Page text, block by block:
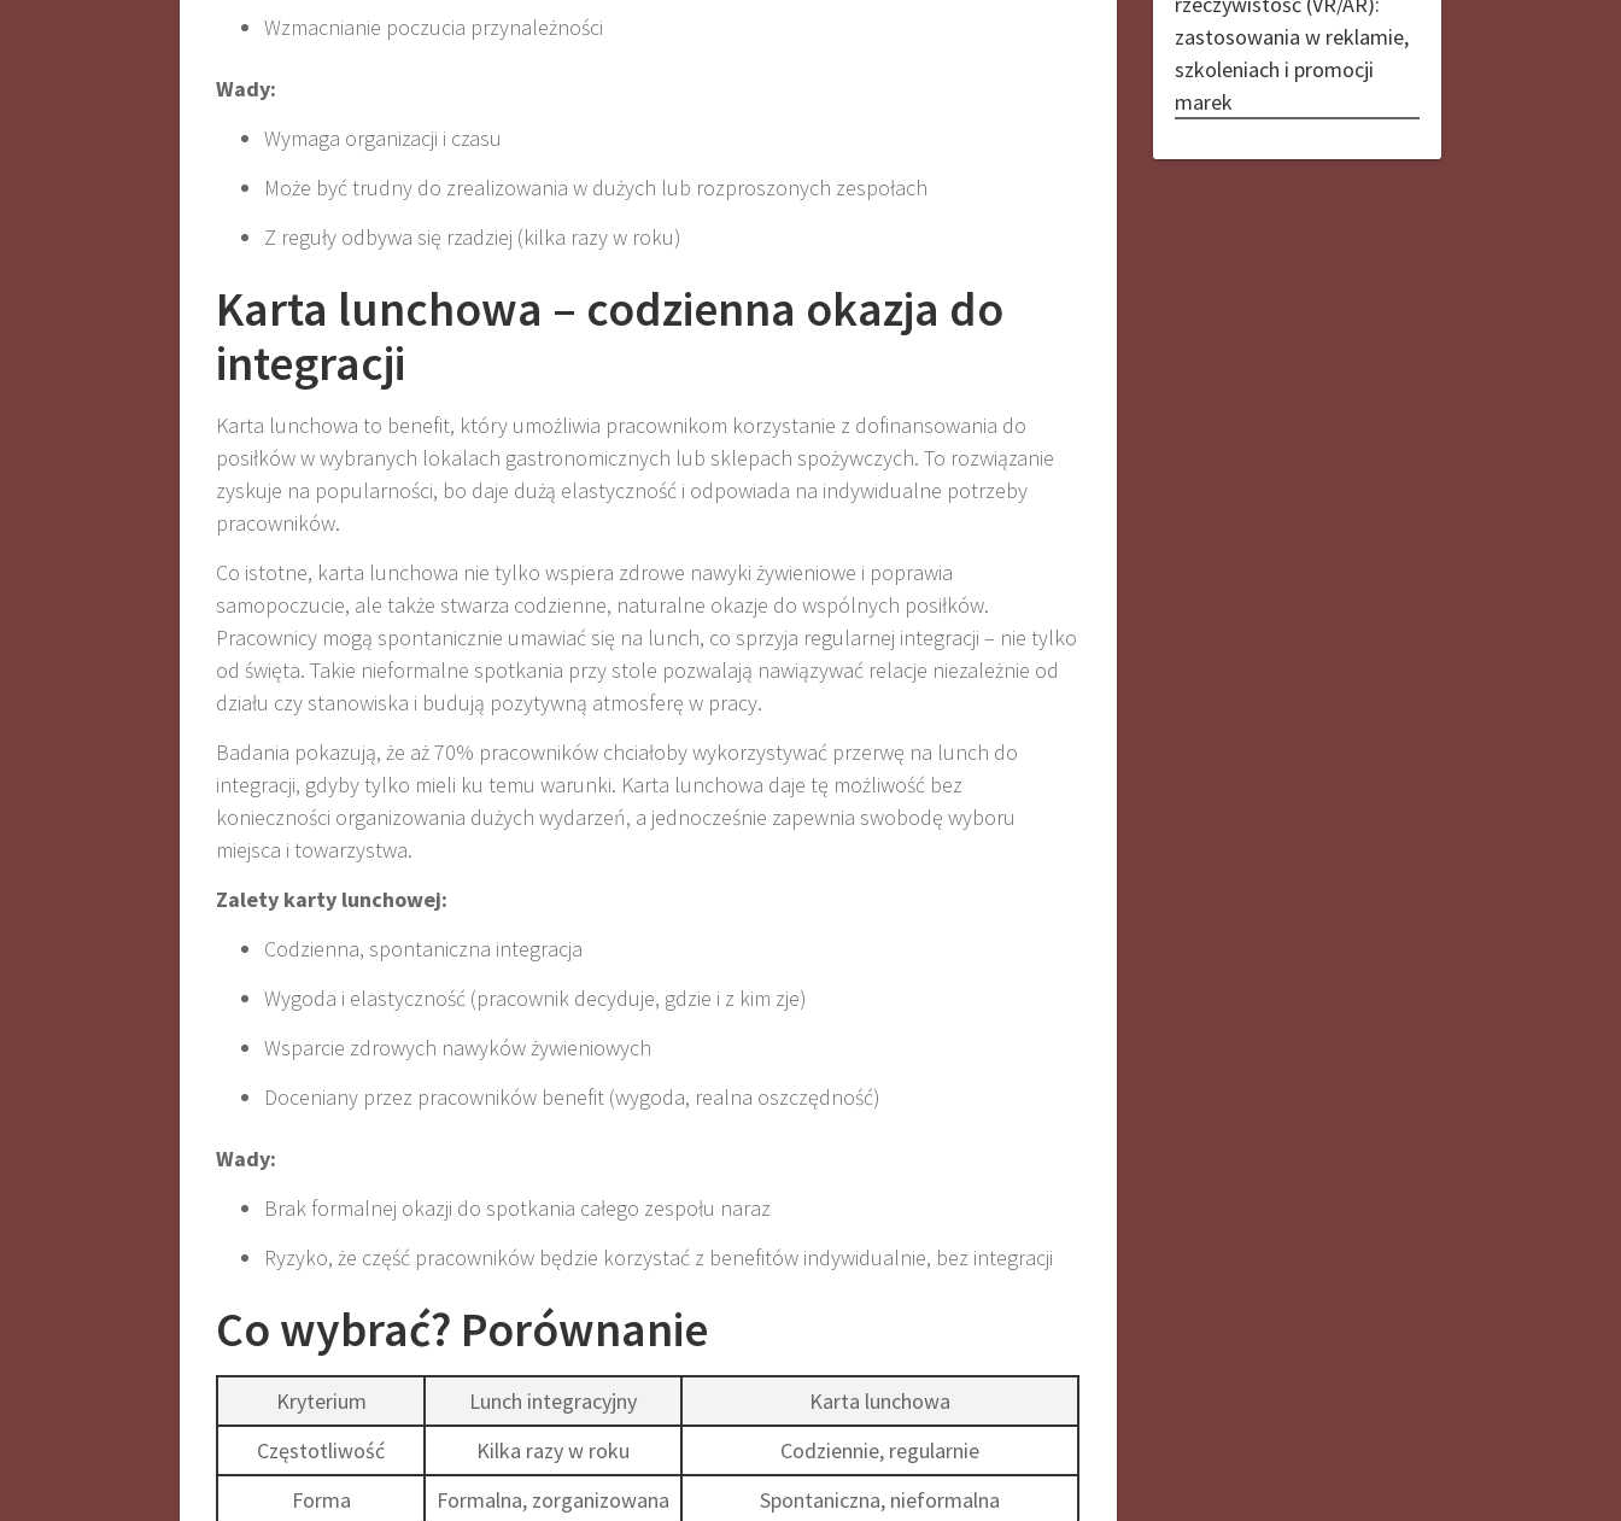
Wzmacnianie poczucia przynależności
Wady:
Wymaga organizacji i czasu
Może być trudny do zrealizowania w dużych lub rozproszonych zespołach
Z reguły odbywa się rzadziej (kilka razy w roku)
Karta lunchowa – codzienna okazja do
integracji
Karta lunchowa to benefit, który umożliwia pracownikom korzystanie z dofinansowania do
posiłków w wybranych lokalach gastronomicznych lub sklepach spożywczych. To rozwiązanie
zyskuje na popularności, bo daje dużą elastyczność i odpowiada na indywidualne potrzeby
pracowników.
Co istotne, karta lunchowa nie tylko wspiera zdrowe nawyki żywieniowe i poprawia
samopoczucie, ale także stwarza codzienne, naturalne okazje do wspólnych posiłków.
Pracownicy mogą spontanicznie umawiać się na lunch, co sprzyja regularnej integracji – nie tylko
od święta. Takie nieformalne spotkania przy stole pozwalają nawiązywać relacje niezależnie od
działu czy stanowiska i budują pozytywną atmosferę w pracy.
Badania pokazują, że aż 70% pracowników chciałoby wykorzystywać przerwę na lunch do
integracji, gdyby tylko mieli ku temu warunki. Karta lunchowa daje tę możliwość bez
konieczności organizowania dużych wydarzeń, a jednocześnie zapewnia swobodę wyboru
miejsca i towarzystwa.
Zalety karty lunchowej:
Codzienna, spontaniczna integracja
Wygoda i elastyczność (pracownik decyduje, gdzie i z kim zje)
Wsparcie zdrowych nawyków żywieniowych
Doceniany przez pracowników benefit (wygoda, realna oszczędność)
Wady:
Brak formalnej okazji do spotkania całego zespołu naraz
Ryzyko, że część pracowników będzie korzystać z benefitów indywidualnie, bez integracji
Co wybrać? Porównanie
Kryterium Lunch integracyjny
Karta lunchowa
Częstotliwość
Kilka razy w roku
Codziennie, regularnie
Forma
Formalna, zorganizowana
Spontaniczna, nieformalna
zastosowania w reklamie,
szkoleniach i promocji
marek